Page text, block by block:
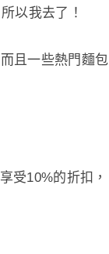
以我去了！
且一些熱門麵包
受10%的折扣，